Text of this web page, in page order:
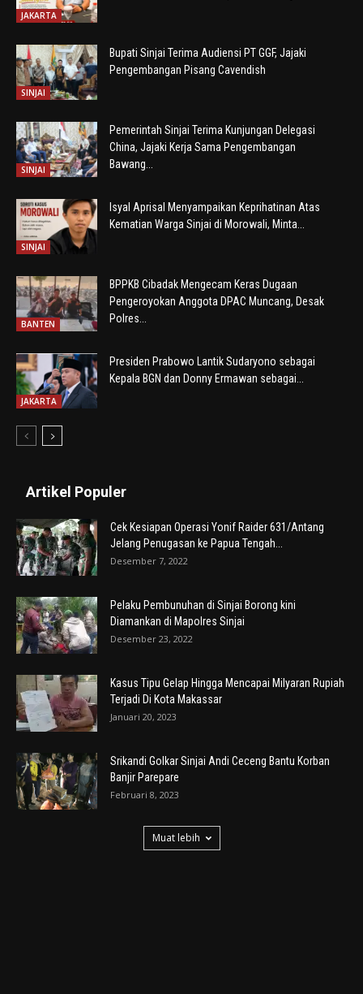
JAKARTA
SINJAI
Bupati Sinjai Terima Audiensi PT GGF, Jajaki
Pengembangan Pisang Cavendish
SINJAI
Pemerintah Sinjai Terima Kunjungan Delegasi
China, Jajaki Kerja Sama Pengembangan
Bawang...
SINJAI
Isyal Aprisal Menyampaikan Keprihatinan Atas
Kematian Warga Sinjai di Morowali, Minta...
BANTEN
BPPKB Cibadak Mengecam Keras Dugaan
Pengeroyokan Anggota DPAC Muncang, Desak
Polres...
JAKARTA
Presiden Prabowo Lantik Sudaryono sebagai
Kepala BGN dan Donny Ermawan sebagai...
Artikel Populer
Cek Kesiapan Operasi Yonif Raider 631/Antang
Jelang Penugasan ke Papua Tengah...
Desember 7, 2022
Pelaku Pembunuhan di Sinjai Borong kini
Diamankan di Mapolres Sinjai
Desember 23, 2022
Kasus Tipu Gelap Hingga Mencapai Milyaran Rupiah
Terjadi Di Kota Makassar
Januari 20, 2023
Srikandi Golkar Sinjai Andi Ceceng Bantu Korban
Banjir Parepare
Februari 8, 2023
Muat lebih